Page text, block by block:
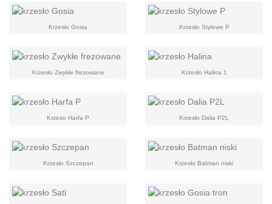
Krzesło Gosia Krzesło Stylowe P
Krzesło Zwykłe frezowane Krzesło Halina 1
Krzeso Harfa P Krzesło Dalia P2L
Krzesło Szczepan Krzesło Batman niski